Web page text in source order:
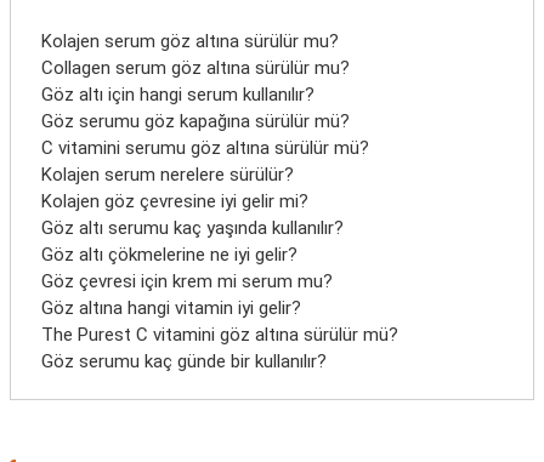
Kolajen serum göz altına sürülür mu?
Collagen serum göz altına sürülür mu?
Göz altı için hangi serum kullanılır?
Göz serumu göz kapağına sürülür mü?
C vitamini serumu göz altına sürülür mü?
Kolajen serum nerelere sürülür?
Kolajen göz çevresine iyi gelir mi?
Göz altı serumu kaç yaşında kullanılır?
Göz altı çökmelerine ne iyi gelir?
Göz çevresi için krem mi serum mu?
Göz altına hangi vitamin iyi gelir?
The Purest C vitamini göz altına sürülür mü?
Göz serumu kaç günde bir kullanılır?